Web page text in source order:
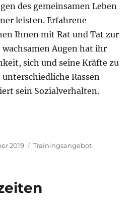
des gemeinsamen Leben
leisten. Erfahrene
Ihnen mit Rat und Tat zur
Augen hat ihr
sich und seine Kräfte zu
Rassen
sein Sozialverhalten.
2019 Kategorien
Trainingsangebot